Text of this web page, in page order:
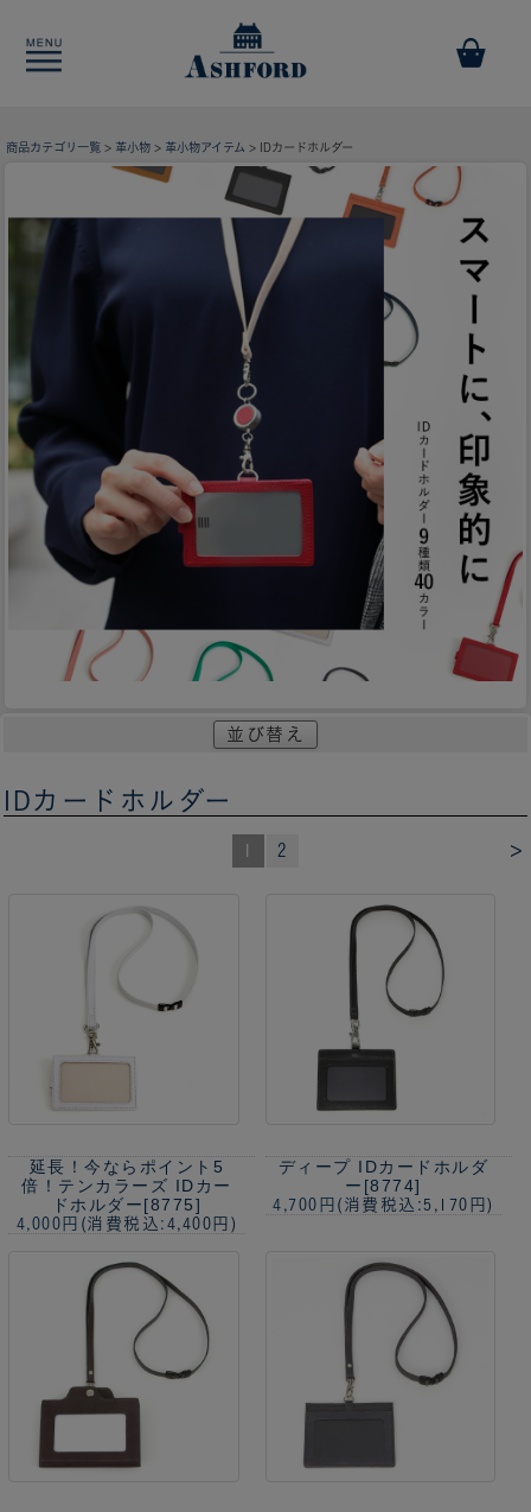
商品カテゴリ一覧 > 革小物 > 革小物アイテム > IDカードホルダー
並び替え
IDカードホルダー
>
1 2
延長！今ならポイント5
倍！ テンカラーズ IDカー
ドホルダー[8775]
4,000円 (消費税込:4,400円)
ディープ IDカードホルダ
ー[8774]
4,700円 (消費税込:5,170円)